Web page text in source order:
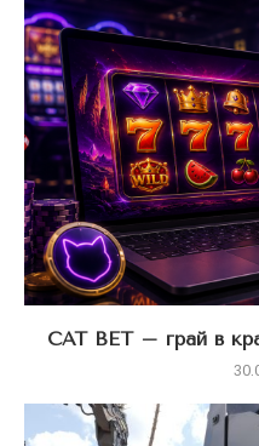
CAT BET – грай в